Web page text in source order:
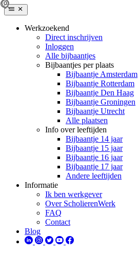
Werkzoekend
Direct inschrijven
Inloggen
Alle bijbaantjes
Bijbaantjes per plaats
Bijbaantje Amsterdam
Bijbaantje Rotterdam
Bijbaantje Den Haag
Bijbaantje Groningen
Bijbaantje Utrecht
Alle plaatsen
Info over leeftijden
Bijbaantje 14 jaar
Bijbaantje 15 jaar
Bijbaantje 16 jaar
Bijbaantje 17 jaar
Andere leeftijden
Informatie
Ik ben werkgever
Over ScholierenWerk
FAQ
Contact
Blog